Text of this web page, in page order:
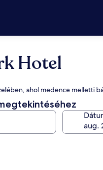
Hotel
ahol medence melletti